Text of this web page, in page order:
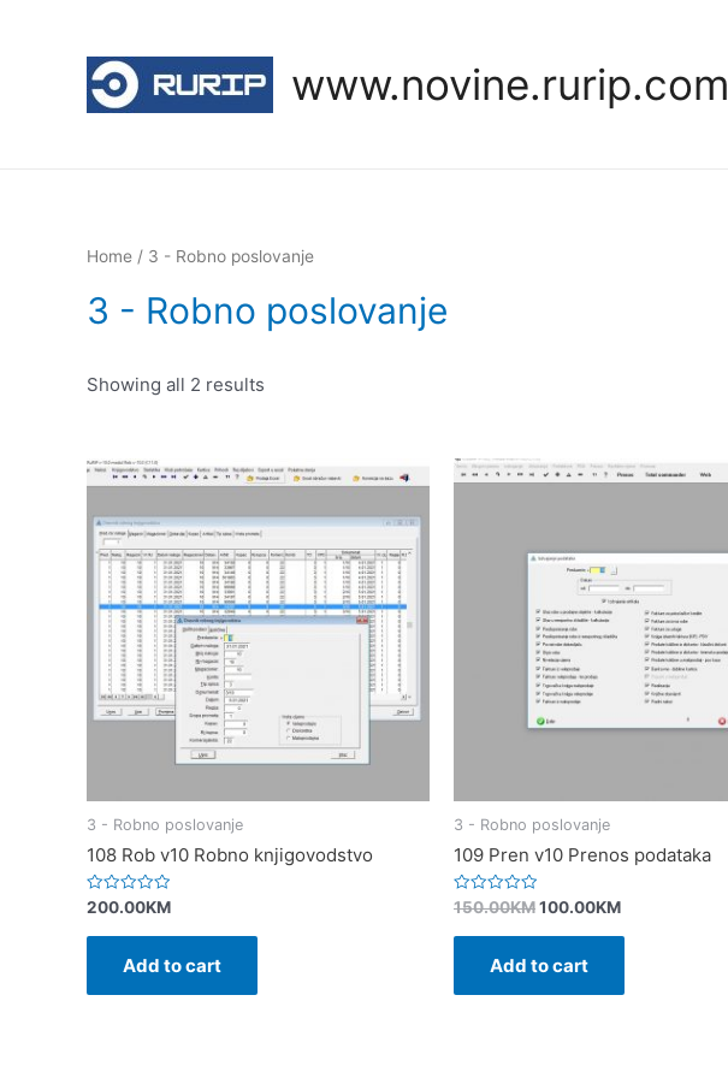
www.novine.rurip.com
Home / 3 - Robno poslovanje
3 - Robno poslovanje
Showing all 2 results
3 - Robno poslovanje
108 Rob v10 Robno knjigovodstvo
Rated
out
200.00KM
Add to cart
3 - Robno poslovanje
109 Pren v10 Prenos podataka
Rated
out
150.00KM100.00KM
Add to cart